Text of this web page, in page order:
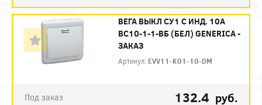
ВЕГА ВЫКЛ СУ1 С ИНД. 10А
ВС10-1-1-ВБ (БЕЛ) GENERICA -
ЗАКАЗ
Артикул: EVV11-K01-10-DM
Под заказ 132.4 руб.